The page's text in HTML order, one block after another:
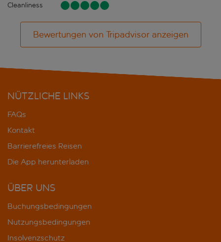
Cleanliness
Bewertungen von Tripadvisor anzeigen
NÜTZLICHE LINKS
FAQs
Kontakt
Barrierefreies Reisen
Die App herunterladen
ÜBER UNS
Buchungsbedingungen
Nutzungsbedingungen
Insolvenzschutz